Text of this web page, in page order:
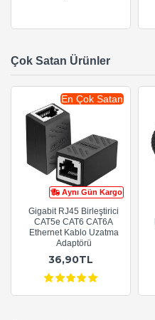
Çok Satan Ürünler
Aynı Gün Kargo
En Çok Satan
Gigabit RJ45 Birleştirici
CAT5e CAT6 CAT6A
Ethernet Kablo Uzatma
Adaptörü
36,90TL